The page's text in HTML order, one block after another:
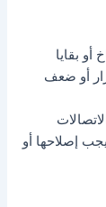
بقايا
أو ضعف
إصلاحها أو